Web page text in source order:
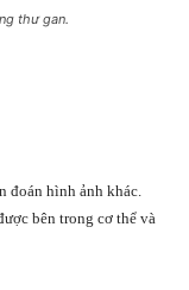
thư gan.
đoán hình ảnh khác.
bên trong cơ thể và